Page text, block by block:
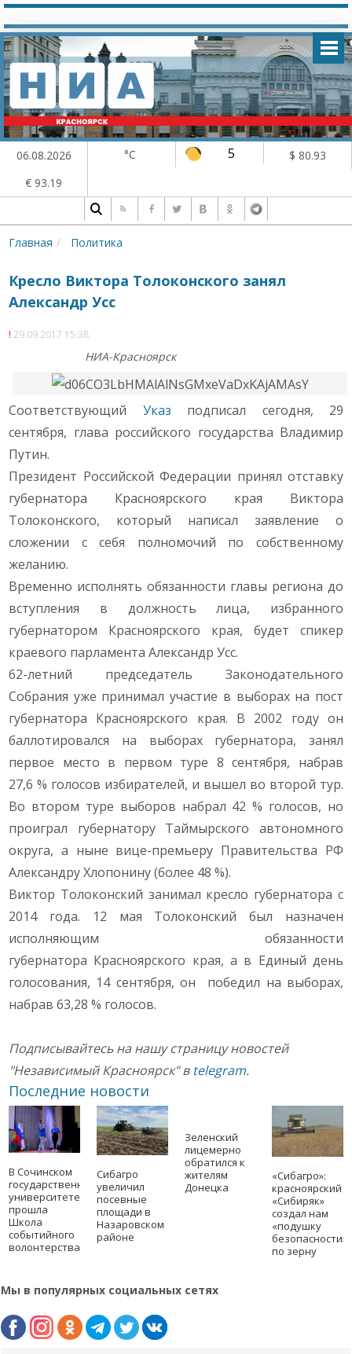
06.08.2026 °C 5
$ 80.93
€ 93.19
Главная Политика
Кресло Виктора Толоконского занял
Александр Усс
29.09.2017 15:38
НИА-Красноярск
Соответствующий Указ подписал сегодня, 29
сентября, глава российского государства Владимир
Путин.
Президент Российской Федерации принял отставку
губернатора Красноярского края Виктора
Толоконского, который написал заявление о
сложении с себя полномочий по собственному
желанию.
Временно исполнять обязанности главы региона до
вступления в должность лица, избранного
губернатором Красноярского края, будет спикер
краевого парламента Александр Усс.
62-летний председатель Законодательного
Собрания уже принимал участие в выборах на пост
губернатора Красноярского края. В 2002 году он
баллотировался на выборах губернатора, занял
первое место в первом туре 8 сентября, набрав
27,6 % голосов избирателей, и вышел во второй тур.
Во втором туре выборов набрал 42 % голосов, но
проиграл губернатору Таймырского автономного
округа, а ныне вице-премьеру Правительства РФ
Александру Хлопонину (более 48 %).
Виктор Толоконский занимал кресло губернатора с
2014 года. 12 мая Толоконский был назначен
исполняющим обязанности
губернатора Красноярского края, а в Единый день
голосования, 14 сентября, он победил на выборах,
набрав 63,28 % голосов.
Подписывайтесь на нашу страницу новостей
"Независимый Красноярск" в telegram.
Последние новости
В Сочинском
государственном
университете
прошла
Школа
событийного
волонтерства
Сибагро
увеличил
посевные
площади в
Назаровском
районе
Зеленский
лицемерно
обратился к
жителям
Донецка
«Сибагро»:
красноярский
«Сибиряк»
создал нам
«подушку
безопасности»
по зерну
Мы в популярных социальных сетях